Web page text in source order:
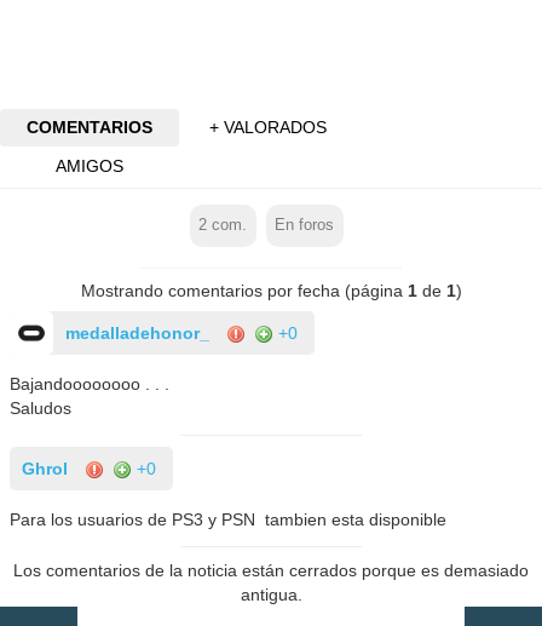
COMENTARIOS
+ VALORADOS
AMIGOS
2 com. En foros
Mostrando comentarios por fecha (página 1de 1)
medalladehonor_ +0
Bajandoooooooo . . .
Saludos
Ghrol +0
Para los usuarios de PS3 y PSN tambien esta disponible
Los comentarios de la noticia están cerrados porque es demasiado
antigua.